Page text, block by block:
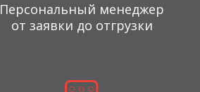
Персональный менеджер
от заявки до отгрузки